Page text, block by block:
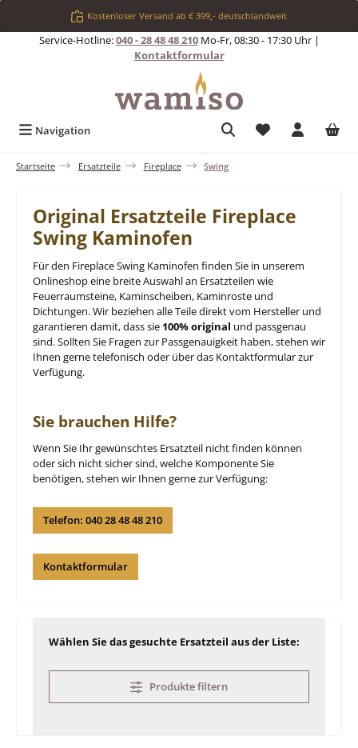
Zum Hauptinhalt springenKostenloser Versand ab € 399,- deutschlandweit
Service-Hotline:040 - 28 48 48 210Mo-Fr, 08:30 - 17:30 Uhr |
Kontaktformular
Navigation Du hast 0
Startseite Ersatzteile Fireplace Swing
Original Ersatzteile Fireplace
Swing Kaminofen
Für den Fireplace Swing Kaminofen finden Sie in unserem
Onlineshop eine breite Auswahl an Ersatzteilen wie
Feuerraumsteine, Kaminscheiben, Kaminroste und
Dichtungen. Wir beziehen alle Teile direkt vom Hersteller und
garantieren damit, dass sie 100% original und passgenau
sind. Sollten Sie Fragen zur Passgenauigkeit haben, stehen wir
Ihnen gerne telefonisch oder über das Kontaktformular zur
Verfügung.
Sie brauchen Hilfe?
Wenn Sie Ihr gewünschtes Ersatzteil nicht finden können
oder sich nicht sicher sind, welche Komponente Sie
benötigen, stehen wir Ihnen gerne zur Verfügung:
Telefon: 040 28 48 48 210
Kontaktformular
Wählen Sie das gesuchte Ersatzteil aus der Liste:
Produkte filtern